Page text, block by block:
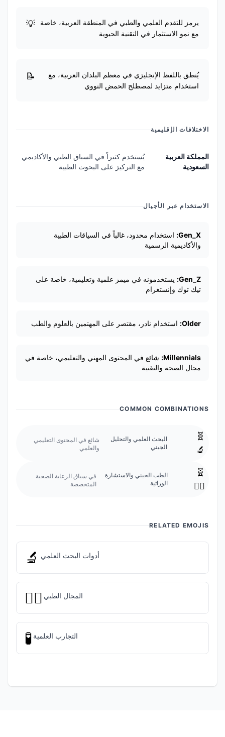
يرمز للتقدم العلمي والطبي في المنطقة العربية، خاصة
مع نمو الاستثمار في التقنية الحيوية
يُنطق باللفظ الإنجليزي في معظم البلدان العربية، مع
استخدام متزايد لمصطلح الحمض النووي
الاختلافات الإقليمية
المملكة العربية
السعودية
يُستخدم كثيراً في السياق الطبي والأكاديمي
مع التركيز على البحوث الطبية
الاستخدام عبر الأجيال
Gen_X: استخدام محدود، غالباً في السياقات الطبية
والأكاديمية الرسمية
Gen_Z: يستخدمونه في ميمز علمية وتعليمية، خاصة على
تيك توك وإنستغرام
Older: استخدام نادر، مقتصر على المهتمين بالعلوم والطب
Millennials: شائع في المحتوى المهني والتعليمي، خاصة في
مجال الصحة والتقنية
COMMON COMBINATIONS
🧬
🔬
البحث العلمي والتحليل
الجيني
شائع في المحتوى التعليمي
والعلمي
🧬
👨‍⚕️
الطب الجيني والاستشارة
الوراثية
في سياق الرعاية الصحية
المتخصصة
RELATED EMOJIS
🔬 أدوات البحث العلمي
👨‍⚕️ المجال الطبي
🧪 التجارب العلمية